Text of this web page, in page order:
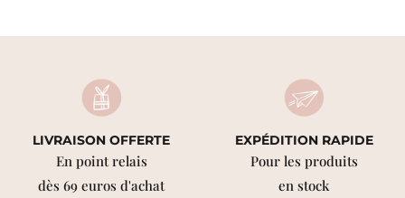
LIVRAISON OFFERTE
En point relais
dès 69 euros d'achat
EXPÉDITION RAPIDE
Pour les produits
en stock